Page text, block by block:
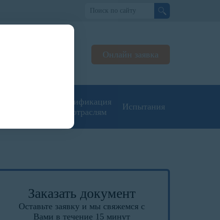
Онлайн заявка
Сертификация
по отраслям
Испытания
Заказать документ
Оставьте заявку и мы свяжемся с
Вами в течение 15 минут